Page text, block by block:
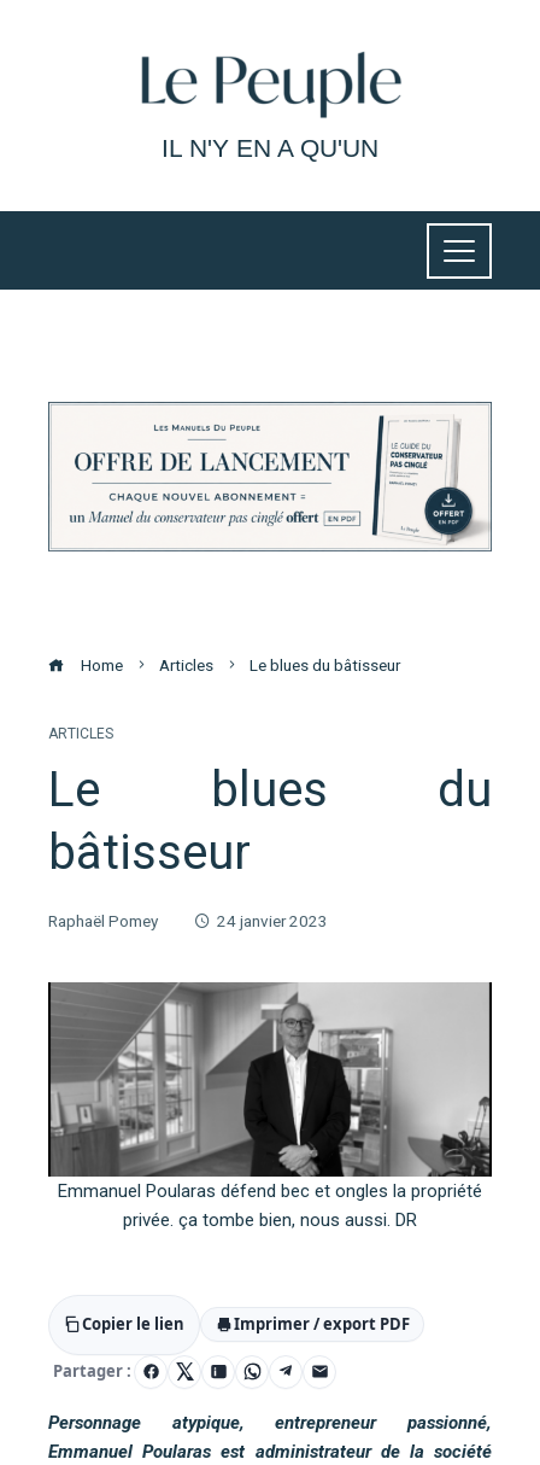
IL N'Y EN A QU'UN
Home Articles Le blues du bâtisseur
ARTICLES
Le blues du
bâtisseur
Raphaël Pomey 24 janvier 2023
Emmanuel Poularas défend bec et ongles la propriété
privée. ça tombe bien, nous aussi. DR
Copier le lien Imprimer / export PDF
Partager :
Personnage atypique, entrepreneur passionné,
Emmanuel Poularas est administrateur de la société